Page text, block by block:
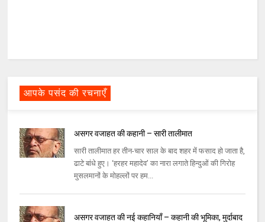
आपके पसंद की रचनाएँ
असगर वजाहत की कहानी – सारी तालीमात
सारी तालीमात हर तीन-चार साल के बाद शहर में फसाद हो जाता है,
ढाटे बांधे हुए। ‘हरहर महादेव’ का नारा लगाते हिन्दुओं की गिरोह
मुसलमानों के मोहल्लों पर हम...
असगर वजाहत की नई कहानियाँ – कहानी की भूमिका, मुर्दाबाद